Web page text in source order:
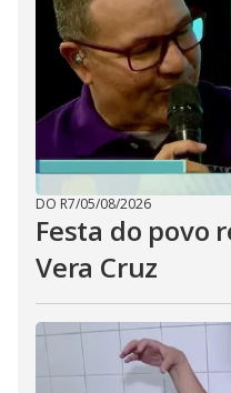
DO R7/05/08/2026
Festa do povo
Vera Cruz